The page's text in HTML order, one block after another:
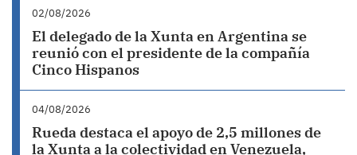
02/08/2026
El delegado de la Xunta en Argentina se
reunió con el presidente de la compañía
Cinco Hispanos
04/08/2026
Rueda destaca el apoyo de 2,5 millones de
la Xunta a la colectividad en Venezuela,